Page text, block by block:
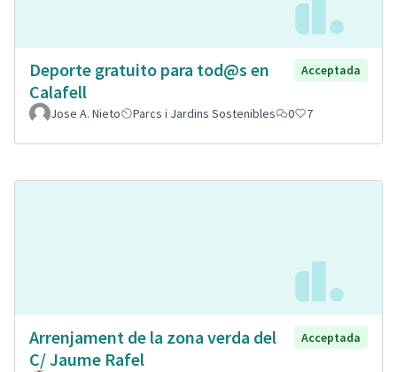
Deporte gratuito para tod@s en
Calafell
Acceptada
Jose A. Nieto Parcs i Jardins Sostenibles 0 7
Arrenjament de la zona verda del
C/ Jaume Rafel
Acceptada